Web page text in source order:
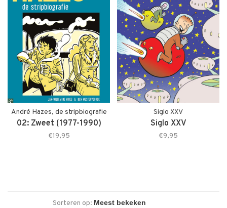
André Hazes, de stripbiografie
02: Zweet (1977-1990)
€19,95
Siglo XXV
Siglo XXV
€9,95
Sorteren op: